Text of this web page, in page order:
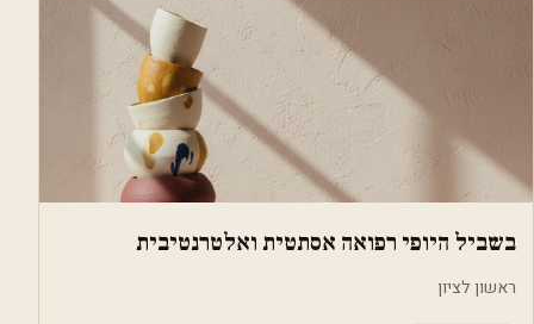
בשביל היופי רפואה אסתטית ואלטרנטיבית
ראשון לציון